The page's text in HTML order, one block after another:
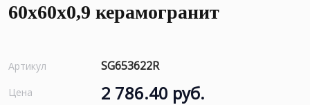
60x60x0,9 керамогранит
Артикул SG653622R
Цена 2 786.40 руб.